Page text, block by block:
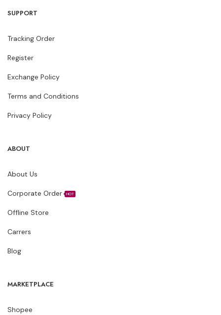
SUPPORT
Tracking Order
Register
Exchange Policy
Terms and Conditions
Privacy Policy
ABOUT
About Us
Corporate Order HOT
Offline Store
Carrers
Blog
MARKETPLACE
Shopee